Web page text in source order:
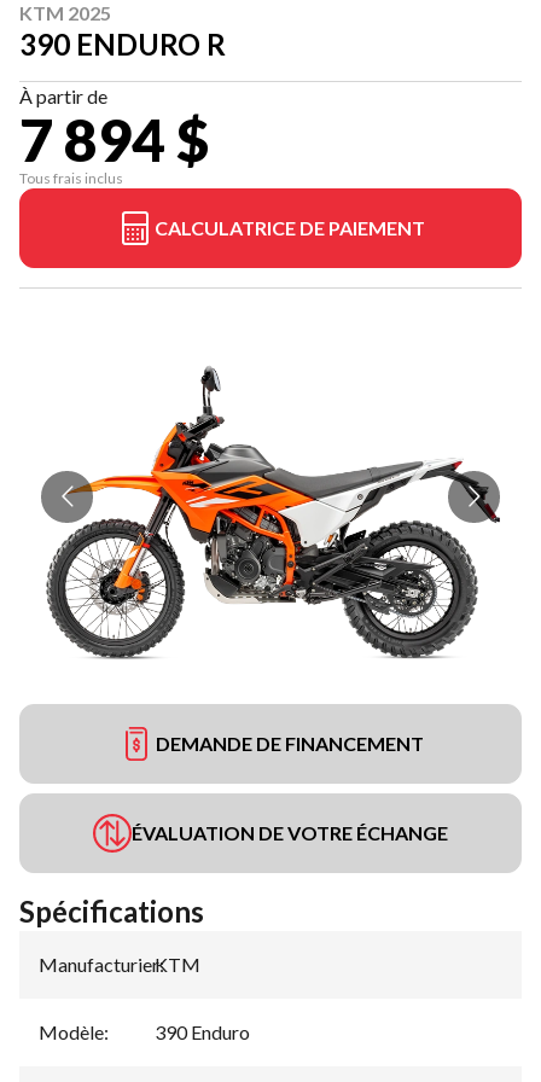
KTM 2025
390 ENDURO R
À partir de
7 894 $
Tous frais inclus
CALCULATRICE DE PAIEMENT
DEMANDE DE FINANCEMENT
ÉVALUATION DE VOTRE ÉCHANGE
Spécifications
Manufacturier:
KTM
Modèle: 390 Enduro